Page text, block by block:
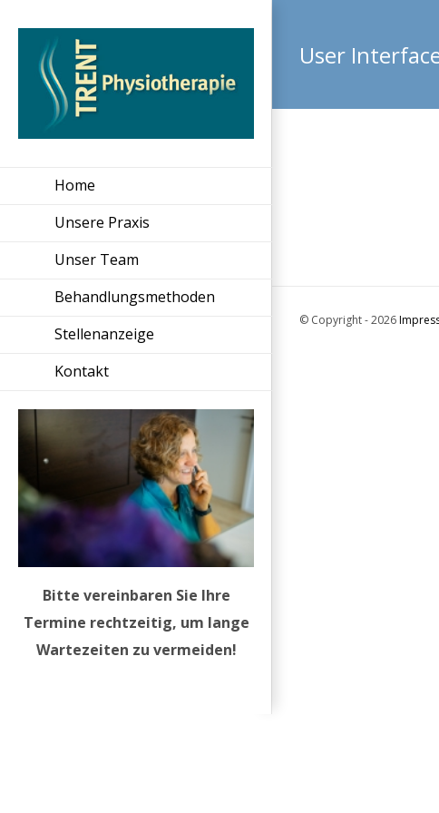
springen
Home
Unsere Praxis
Unser Team
Behandlungsmethoden
Stellenanzeige
Kontakt
Bitte vereinbaren Sie Ihre
Termine rechtzeitig, um lange
Wartezeiten zu vermeiden!
User
© Copyright -2026